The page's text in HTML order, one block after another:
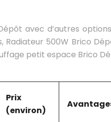
avec d’autres
Radiateur 500W Brico
petit espace Brico
Prix
(environ)